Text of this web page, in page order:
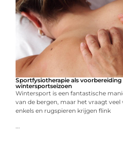
Sportfysiotherapie als voorbereiding
wintersportseizoen
Wintersport is een fantastische
van de bergen, maar het vraagt veel
enkels en rugspieren krijgen flink
...